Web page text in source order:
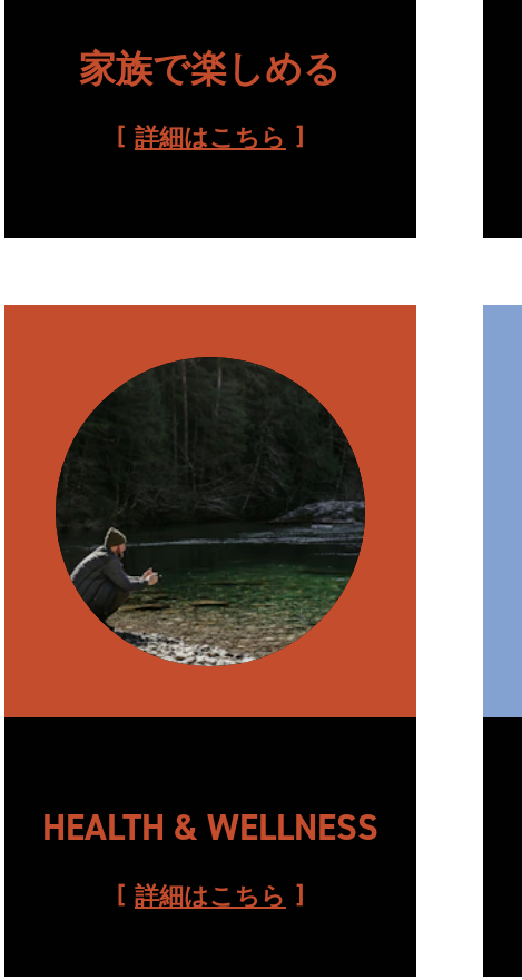
家族で楽しめる
詳細はこちら
HEALTH & WELLNESS
詳細はこちら